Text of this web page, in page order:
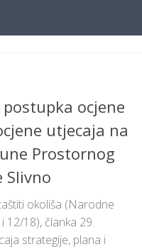
ocjene
utjecaja na
Prostornog
Slivno
okoliša (Narodne
12/18), članka 29.
strategije, plana i